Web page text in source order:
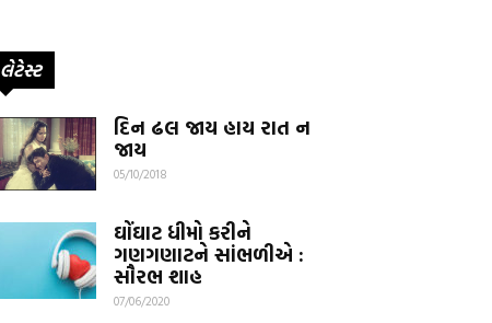
લેટેસ્ટ
દિન ઢલ જાય હાય રાત ન
જાય
05/10/2018
ઘોંઘાટ ધીમો કરીને
ગણગણાટને સાંભળીએ :
સૌરભ શાહ
07/06/2020